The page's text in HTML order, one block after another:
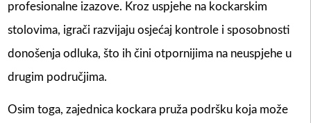
profesionalne izazove. Kroz uspjehe na kockarskim
stolovima, igrači razvijaju osjećaj kontrole i sposobnosti
donošenja odluka, što ih čini otpornijima na neuspjehe u
drugim područjima.
Osim toga, zajednica kockara pruža podršku koja može